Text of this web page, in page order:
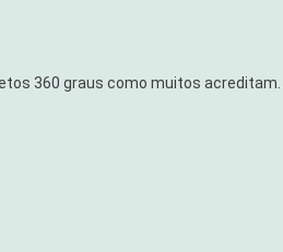
360 graus como muitos acreditam.